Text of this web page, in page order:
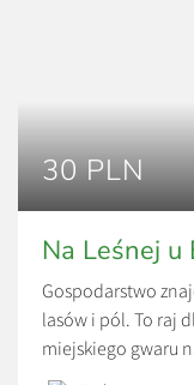
30 PLN
Na Leśnej u
Gospodarstwo
lasów i pól. To raj
miejskiego gwaru
pokojami (2-